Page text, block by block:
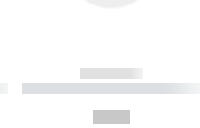
------------
----------- ----------- ----------